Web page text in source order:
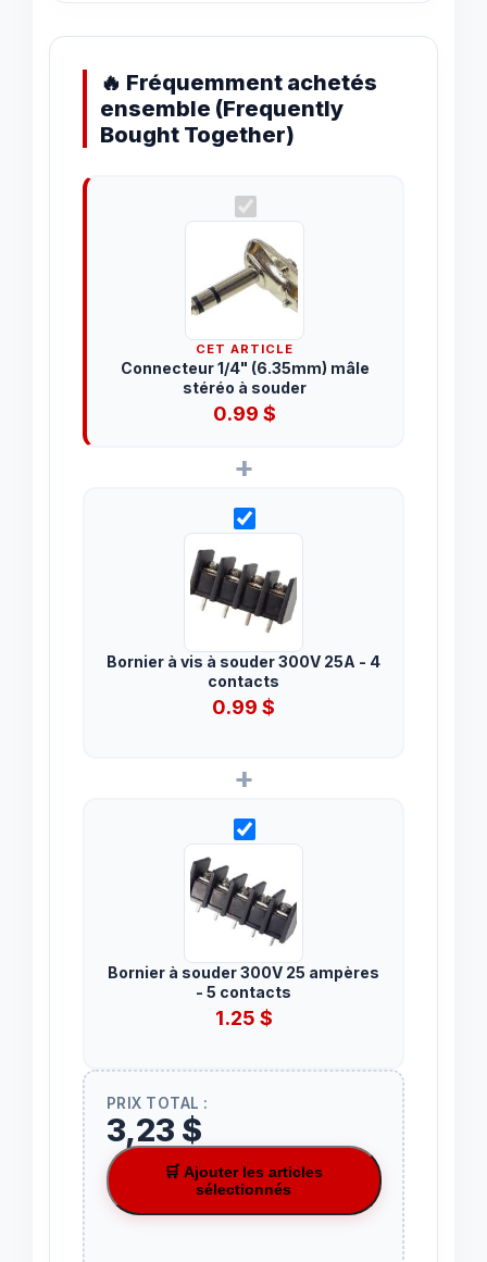
🔥 Fréquemment achetés
ensemble (Frequently
Bought Together)
CET ARTICLE
Connecteur 1/4" (6.35mm) mâle
stéréo à souder
0.99$
+
Bornier à vis à souder 300V 25A - 4
contacts
0.99 $
+
Bornier à souder 300V 25 ampères
- 5 contacts
1.25 $
PRIX TOTAL :
3,23 $
🛒 Ajouter les articles
sélectionnés